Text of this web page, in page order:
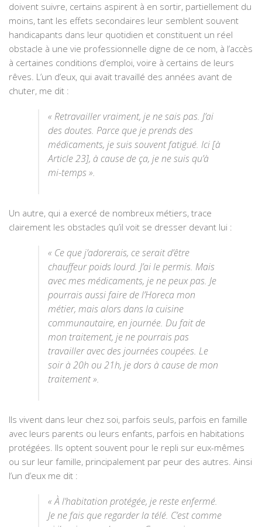
doivent suivre, certains aspirent à en sortir, partiellement du
moins, tant les effets secondaires leur semblent souvent
handicapants dans leur quotidien et constituent un réel
obstacle à une vie professionnelle digne de ce nom, à l’accès
à certaines conditions d’emploi, voire à certains de leurs
rêves. L’un d’eux, qui avait travaillé des années avant de
chuter, me dit :
« Retravailler vraiment, je ne sais pas. J’ai
des doutes. Parce que je prends des
médicaments, je suis souvent fatigué. Ici [à
Article 23], à cause de ça, je ne suis qu’à
mi-temps ».
Un autre, qui a exercé de nombreux métiers, trace
clairement les obstacles qu’il voit se dresser devant lui :
« Ce que j’adorerais, ce serait d’être
chauffeur poids lourd. J’ai le permis. Mais
avec mes médicaments, je ne peux pas. Je
pourrais aussi faire de l’Horeca mon
métier, mais alors dans la cuisine
communautaire, en journée. Du fait de
mon traitement, je ne pourrais pas
travailler avec des journées coupées. Le
soir à 20h ou 21h, je dors à cause de mon
traitement ».
Ils vivent dans leur chez soi, parfois seuls, parfois en famille
avec leurs parents ou leurs enfants, parfois en habitations
protégées. Ils optent souvent pour le repli sur eux-mêmes
ou sur leur famille, principalement par peur des autres. Ainsi
l’un d’eux me dit :
«À l’habitation protégée, je reste enfermé.
Je ne fais que regarder la télé. C’est comme